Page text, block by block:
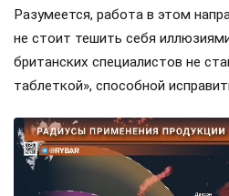
Разумеется, работа в этом
не стоит тешить себя
британских специалистов не
таблеткой», способной